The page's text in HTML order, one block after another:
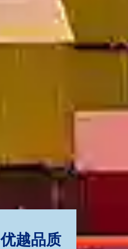
优越品质